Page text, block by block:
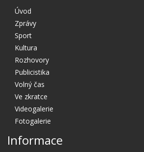
Úvod
Zprávy
Sport
Kultura
Rozhovory
Publicistika
Volný čas
Ve zkratce
Videogalerie
Fotogalerie
Informace